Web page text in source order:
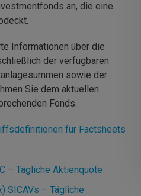
an, die eine
Informationen über die
der verfügbaren
sowie der
Sie dem aktuellen
Fonds.
für Factsheets
– Tägliche Aktienquote
SICAVs – Tägliche